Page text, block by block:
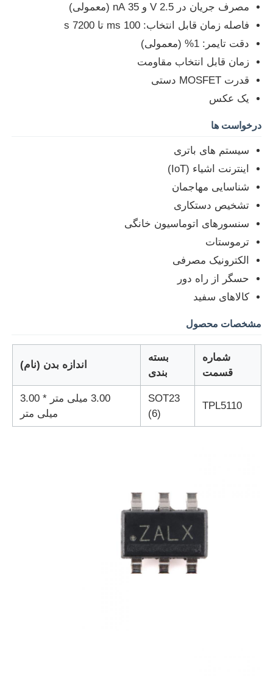
خونه
محصولات
ویدیو
درباره ما
بازدید از کارخانه
کنترل کیفیت
با ما تماس بگیرید
اخبار
موارد
آرایه دروازه قابل برنامه ریزی FPGA
آرایه دروازه منطقی قابل برنامه ریزی
مصرف جریان در 2.5 V و 35 nA (معمولی)
فاصله زمان قابل انتخاب: 100 ms تا 7200 s
دقت تایمر: 1% (معمولی)
زمان قابل انتخاب مقاومت
قدرت MOSFET دستی
یک عکس
درخواست ها
سیستم های باتری
اینترنت اشیاء (IoT)
شناسایی مهاجمان
تشخیص دستکاری
سنسورهای اتوماسیون خانگی
ترموستات
الکترونیک مصرفی
حسگر از راه دور
کالاهای سفید
مشخصات محصول
شماره
قسمت
بسته
بندی
اندازه بدن (نام)
TPL5110
SOT23
(6)
3.00 میلی متر * 3.00
میلی متر